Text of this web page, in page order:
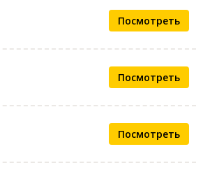
Посмотреть
Посмотреть
Посмотреть